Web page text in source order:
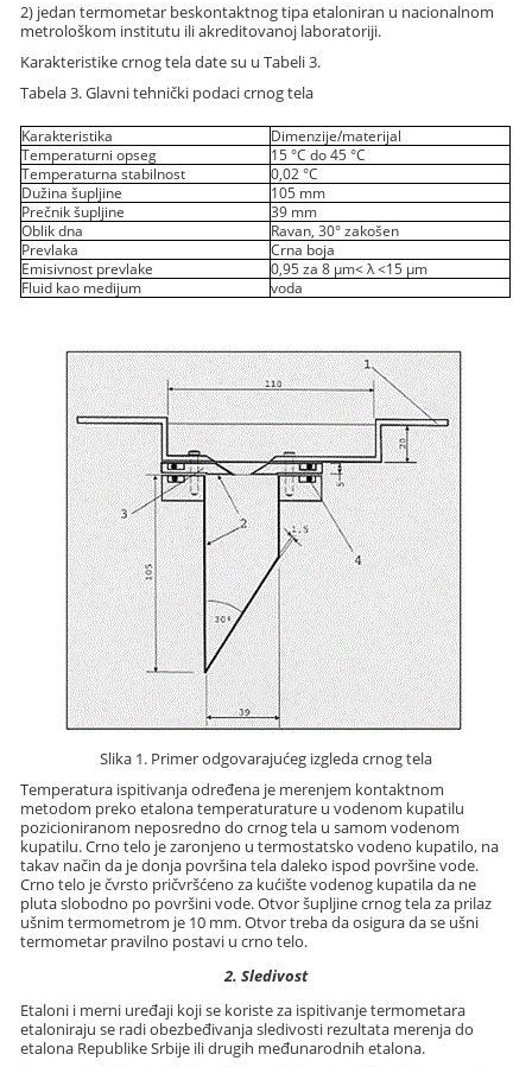
2) jedan termometar beskontaktnog tipa etaloniran u nacionalnom
metrološkom institutu ili akreditovanoj laboratoriji.
Karakteristike crnog tela date su u Tabeli 3.
Tabela 3. Glavni tehnički podaci crnog tela
Karakteristika
Dimenzije/materijal
Temperaturni opseg
15 °C do 45 °C
Temperaturna stabilnost
0,02 °C
Dužina šupljine
105 mm
Prečnik šupljine
39 mm
Oblik dna
Ravan, 30° zakošen
Prevlaka
Crna boja
Emisivnost prevlake
0,95 za 8 μm< λ <15 μm
Fluid kao medijum
voda
Slika 1. Primer odgovarajućeg izgleda crnog tela
Temperatura ispitivanja određena je merenjem kontaktnom
metodom preko etalona temperaturature u vodenom kupatilu
pozicioniranom neposredno do crnog tela u samom vodenom
kupatilu. Crno telo je zaronjeno u termostatsko vodeno kupatilo, na
takav način da je donja površina tela daleko ispod površine vode.
Crno telo je čvrsto pričvršćeno za kućište vodenog kupatila da ne
pluta slobodno po površini vode. Otvor šupljine crnog tela za prilaz
ušnim termometrom je 10 mm. Otvor treba da osigura da se ušni
termometar pravilno postavi u crno telo.
2. Sledivost
Etaloni i merni uređaji koji se koriste za ispitivanje termometara
etaloniraju se radi obezbeđivanja sledivosti rezultata merenja do
etalona Republike Srbije ili drugih međunarodnih etalona.